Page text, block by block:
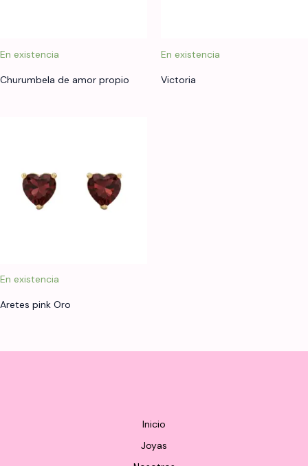
En existencia
Churumbela de amor propio
En existencia
Victoria
En existencia
Aretes pink Oro
Inicio
Joyas